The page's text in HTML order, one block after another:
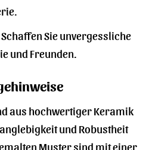
Sie unvergessliche
und Freunden.
aus hochwertiger Keramik
und Robustheit
Muster sind mit einer